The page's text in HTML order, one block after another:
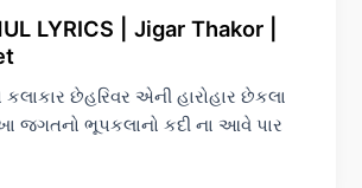
LYRICS | Jigar Thakor |
છેહરિવર એની હારોહાર છેકલા
જગતનો ભૂપકલાનો કદી ના આવે પાર